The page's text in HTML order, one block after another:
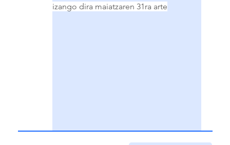
izango dira maiatzaren 31ra arte